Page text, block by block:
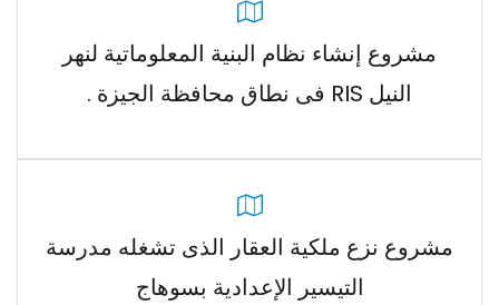
مشروع إنشاء نظام البنية المعلوماتية لنهر
النيل RIS فى نطاق محافظة الجيزة .
مشروع نزع ملكية العقار الذى تشغله مدرسة
التيسير الإعدادية بسوهاج